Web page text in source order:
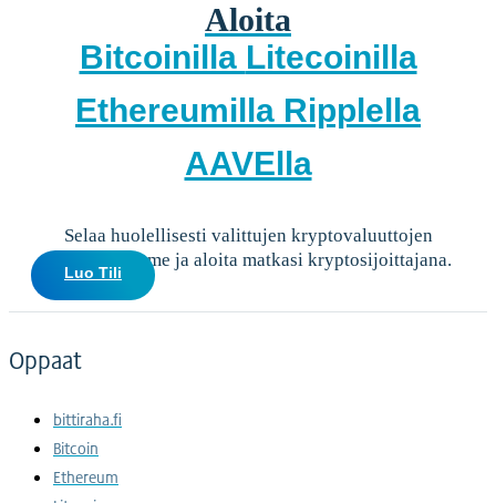
Aloita
Bitcoinilla Litecoinilla
Ethereumilla Ripplella
AAVElla
Selaa huolellisesti valittujen kryptovaluuttojen
valikoimaamme ja aloita matkasi kryptosijoittajana.
Luo Tili
Oppaat
bittiraha.fi
Bitcoin
Ethereum